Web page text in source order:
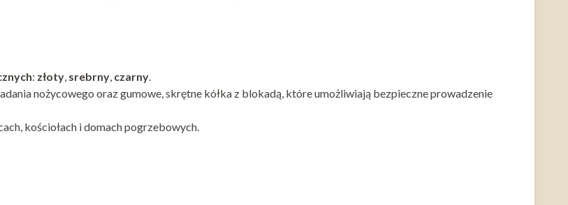
: złoty srebrny czarny
nożycowego oraz gumowe, skrętne kółka z blokadą, które umożliwiają bezpieczne prowadzenie
kościołach i domach pogrzebowych.